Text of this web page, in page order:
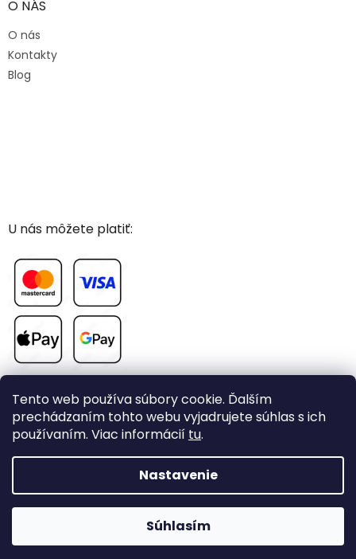
Tento web používa súbory cookie. Ďalším
prechádzaním tohto webu vyjadrujete súhlas s ich
používaním. Viac informácií tu.
Nastavenie
Súhlasím
O NÁS
O nás
Kontakty
Blog
U nás môžete platiť:
Copyright 2026CHOVAME-PAPAGAJE.sk. Všetky práva
vyhradené.